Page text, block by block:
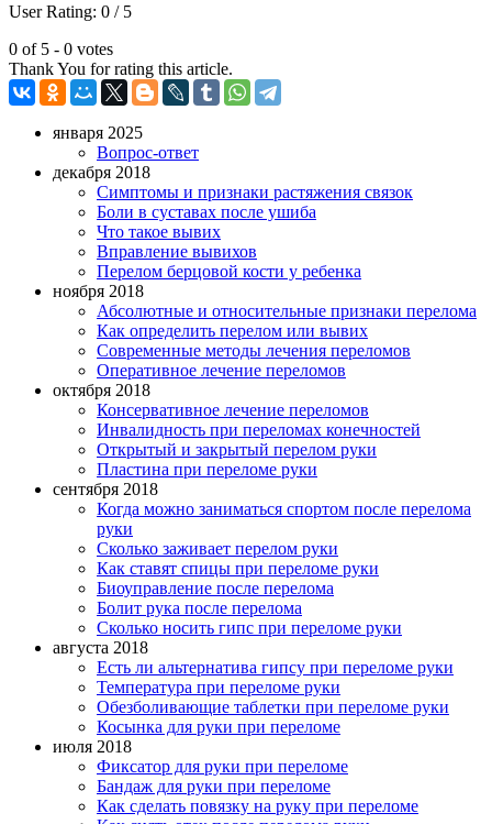
User Rating: 0 / 5
0 of 5 - 0 votes
Thank You for rating this article.
января 2025
Вопрос-ответ
декабря 2018
Симптомы и признаки растяжения связок
Боли в суставах после ушиба
Что такое вывих
Вправление вывихов
Перелом берцовой кости у ребенка
ноября 2018
Абсолютные и относительные признаки перелома
Как определить перелом или вывих
Современные методы лечения переломов
Оперативное лечение переломов
октября 2018
Консервативное лечение переломов
Инвалидность при переломах конечностей
Открытый и закрытый перелом руки
Пластина при переломе руки
сентября 2018
Когда можно заниматься спортом после перелома
руки
Сколько заживает перелом руки
Как ставят спицы при переломе руки
Биоуправление после перелома
Болит рука после перелома
Сколько носить гипс при переломе руки
августа 2018
Есть ли альтернатива гипсу при переломе руки
Температура при переломе руки
Обезболивающие таблетки при переломе руки
Косынка для руки при переломе
июля 2018
Фиксатор для руки при переломе
Бандаж для руки при переломе
Как сделать повязку на руку при переломе